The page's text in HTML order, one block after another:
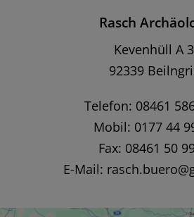
Rasch
Kevenhüll A
92339
Telefon: 08461
Mobil: 0177 44
Fax: 08461 50
E-Mail: